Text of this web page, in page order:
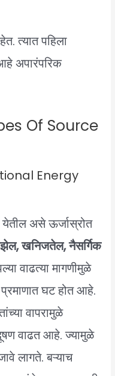
त्यात पहिला
अपारंपरिक
Of Source
Energy
येतील असे ऊर्जास्रोत
खनिजतेल, नैसर्गिक
वाढत्या मागणीमुळे
प्रमाणात घट होत आहे.
वापरामुळे
वाढत आहे. ज्यामुळे
लागते. बऱ्याच